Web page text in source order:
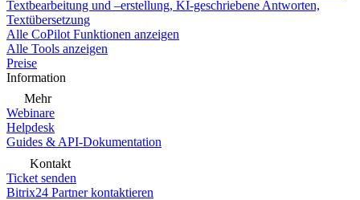
Textbearbeitung und –erstellung, KI-geschriebene Antworten,
Textübersetzung
Alle CoPilot Funktionen anzeigen
Alle Tools anzeigen
Preise
Information
Mehr
Webinare
Helpdesk
Guides & API-Dokumentation
Kontakt
Ticket senden
Bitrix24 Partner kontaktieren